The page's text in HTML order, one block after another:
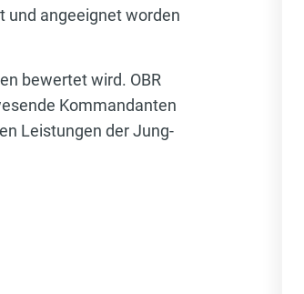
und angeeignet worden
bewertet wird. OBR
Kommandanten
Leistungen der Jung-